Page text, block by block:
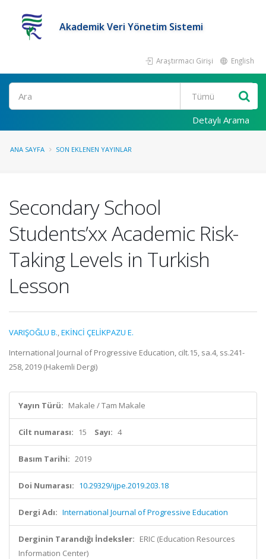
Akademik Veri Yönetim Sistemi
Araştırmacı Girişi English
Ara
Detaylı Arama
ANA SAYFA SON EKLENEN YAYINLAR
Secondary School
Students’xx Academic Risk-
Taking Levels in Turkish
Lesson
VARIŞOĞLU B.,EKİNCİ ÇELİKPAZU E.
International Journal of Progressive Education, cilt.15, sa.4, ss.241-
258, 2019 (Hakemli Dergi)
Yayın Türü: Makale / Tam Makale
Cilt numarası: 15 Sayı: 4
Basım Tarihi: 2019
Doi Numarası: 10.29329/ijpe.2019.203.18
Dergi Adı: International Journal of Progressive Education
Derginin Tarandığı İndeksler: ERIC (Education Resources
Information Center)